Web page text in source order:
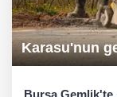
Karasu'nun